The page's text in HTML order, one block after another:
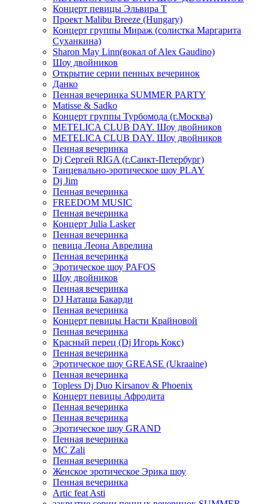
Концерт певицы Эльвира Т
Проект Malibu Breeze (Hungary)
Концерт группы Мираж (солистка Маргарита
Суханкина)
Sharon May Linn(вокал of Alex Gaudino)
Шоу двойников
Открытие серии пенных вечеринок
Данко
Пенная вечеринка SUMMER PARTY
Matisse & Sadko
Концерт группы Турбомода (г.Москва)
METELICA CLUB DAY. Шоу двойников
METELICA CLUB DAY. Шоу двойников
Пенная вечеринка
Dj Сергей RIGA (г.Санкт-Петербург)
Танцевально-эротическое шоу PLAY
Dj Jim
Пенная вечеринка
FREEDOM MUSIC
Пенная вечеринка
Концерт Julia Lasker
Пенная вечеринка
певица Леона Аврелина
Пенная вечеринка
Эротическое шоу PAFOS
Шоу двойников
Пенная вечеринка
DJ Наташа Бакарди
Пенная вечеринка
Концерт певицы Насти Крайновой
Пенная вечеринка
Красный перец (Dj Игорь Кокс)
Пенная вечеринка
Эротическое шоу GREASE (Ukraaine)
Пенная вечеринка
Topless Dj Duo Kirsanov & Phoenix
Концерт певицы Афродита
Пенная вечеринка
Пенная вечеринка
Эротическое шоу GRAND
Пенная вечеринка
MC Zali
Пенная вечеринка
Женское эротическое Эрика шоу
Пенная вечеринка
Artic feat Asti